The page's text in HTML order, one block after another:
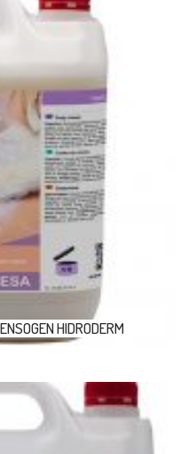
HIDRODERM